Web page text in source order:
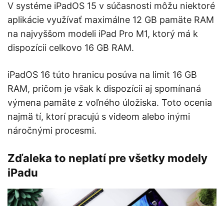
V systéme iPadOS 15 v súčasnosti môžu niektoré
aplikácie využívať maximálne 12 GB pamäte RAM
na najvyššom modeli iPad Pro M1, ktorý má k
dispozícii celkovo 16 GB RAM.
iPadOS 16 túto hranicu posúva na limit 16 GB
RAM, pričom je však k dispozícii aj spomínaná
výmena pamäte z voľného úložiska. Toto ocenia
najmä tí, ktorí pracujú s videom alebo inými
náročnými procesmi.
Zďaleka to neplatí pre všetky modely
iPadu